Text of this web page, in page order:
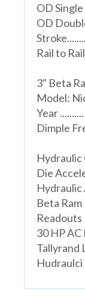
OD Single
OD
Rail to
3" Beta
Model:
Year
Dimple
Hydraulic
Die
Beta
Readouts
30 HP
Tallyrand
Hudraulci